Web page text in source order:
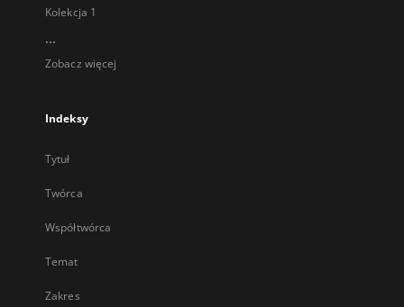
Kolekcja 1
...
Zobacz więcej
Indeksy
Tytuł
Twórca
Współtwórca
Temat
Zakres